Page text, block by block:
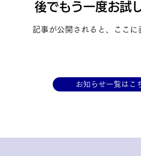
後でもう一度お試
記事が公開されると、ここに
お知らせ一覧はこ